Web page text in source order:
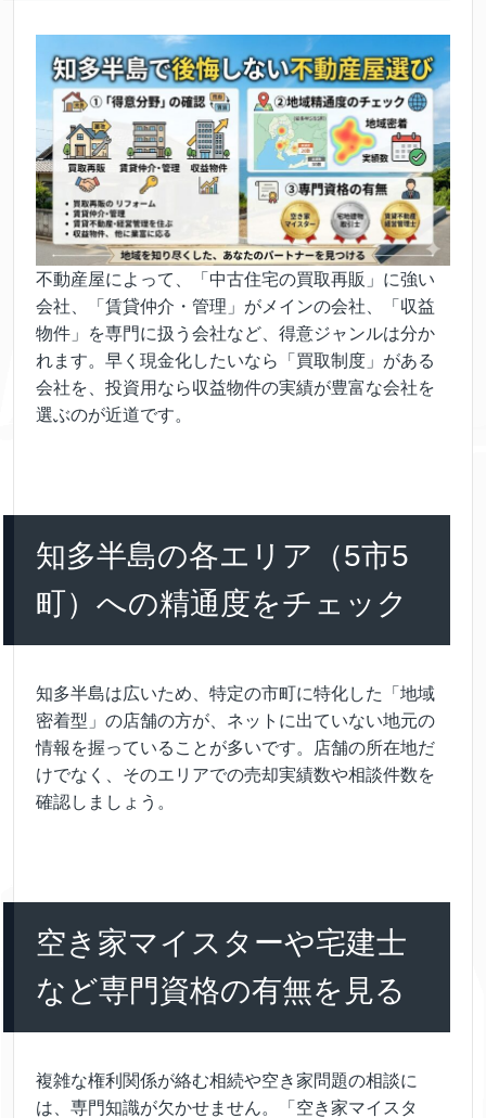
不動産屋によって、「中古住宅の買取再販」に強い
会社、「賃貸仲介・管理」がメインの会社、「収益
物件」を専門に扱う会社など、得意ジャンルは分か
れます。早く現金化したいなら「買取制度」がある
会社を、投資用なら収益物件の実績が豊富な会社を
選ぶのが近道です。
知多半島の各エリア（5市5
町）への精通度をチェック
知多半島は広いため、特定の市町に特化した「地域
密着型」の店舗の方が、ネットに出ていない地元の
情報を握っていることが多いです。店舗の所在地だ
けでなく、そのエリアでの売却実績数や相談件数を
確認しましょう。
空き家マイスターや宅建士
など専門資格の有無を見る
複雑な権利関係が絡む相続や空き家問題の相談に
は、専門知識が欠かせません。「空き家マイスタ